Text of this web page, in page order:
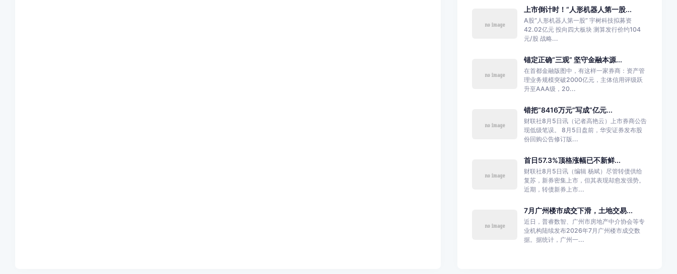
上市倒计时！“人形机器人第一股...
A股“人形机器人第一股” 宇树科技拟募资
42.02亿元 投向四大板块 测算发行价约104
元/股 战略...
锚定正确“三观” 坚守金融本源...
在首都金融版图中，有这样一家券商：资产管
理业务规模突破2000亿元，主体信用评级跃
升至AAA级，20...
错把“8416万元”写成“亿元...
财联社8月5日讯（记者高艳云）上市券商公告
现低级笔误。 8月5日盘前，华安证券发布股
份回购公告修订版...
首日57.3%顶格涨幅已不新鲜...
财联社8月5日讯（编辑 杨斌）尽管转债供给
复苏，新券密集上市，但其表现却愈发强势。
近期，转债新券上市...
7月广州楼市成交下滑，土地交易...
近日，普睿数智、广州市房地产中介协会等专
业机构陆续发布2026年7月广州楼市成交数
据。据统计，广州一...